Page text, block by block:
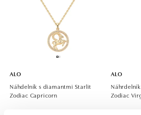
ALO
Náhdelník s diamantmi Starlit
Zodiac Capricorn
ALO
Zodiac